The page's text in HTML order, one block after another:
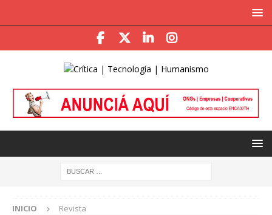
INICIO Revista